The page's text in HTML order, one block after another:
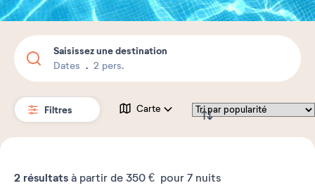
Saisissez une destination
Dates 2 pers.
Filtres Carte
2 résultats à partir de 350 € pour 7 nuits